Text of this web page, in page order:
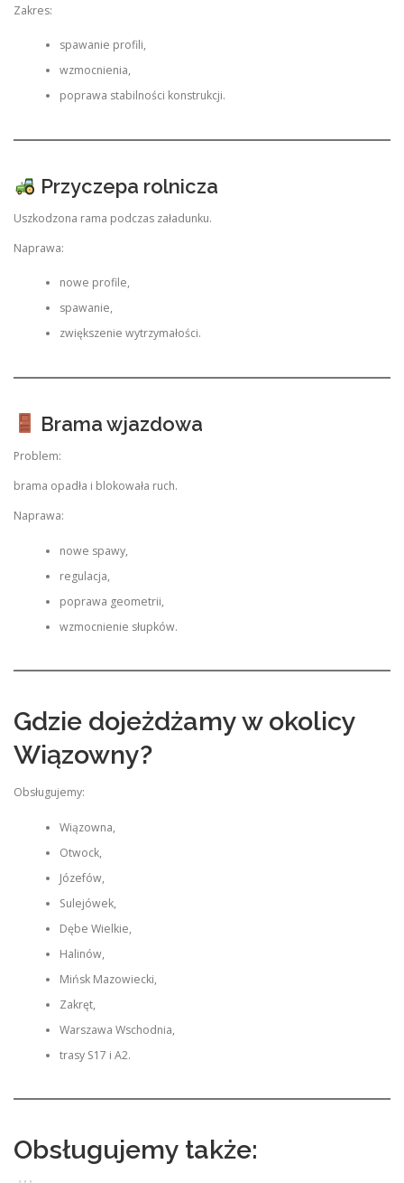
Zakres:
spawanie profili,
wzmocnienia,
poprawa stabilności konstrukcji.
Przyczepa rolnicza
Uszkodzona rama podczas załadunku.
Naprawa:
nowe profile,
spawanie,
zwiększenie wytrzymałości.
Brama wjazdowa
Problem:
brama opadła i blokowała ruch.
Naprawa:
nowe spawy,
regulacja,
poprawa geometrii,
wzmocnienie słupków.
Gdzie dojeżdżamy w okolicy
Wiązowny?
Obsługujemy:
Wiązowna,
Otwock,
Józefów,
Sulejówek,
Dębe Wielkie,
Halinów,
Mińsk Mazowiecki,
Zakręt,
Warszawa Wschodnia,
trasy S17 i A2.
Obsługujemy także: